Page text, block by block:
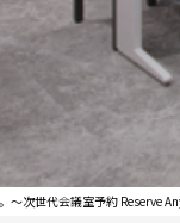
～次世代会議室予約 Reserve